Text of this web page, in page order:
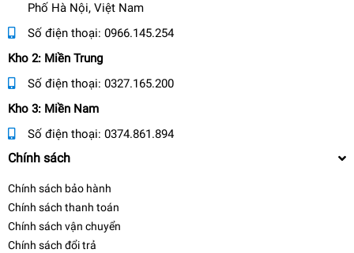
Phố Hà Nội, Việt Nam
Số điện thoại: 0966.145.254
Kho 2: Miền Trung
Số điện thoại: 0327.165.200
Kho 3: Miền Nam
Số điện thoại: 0374.861.894
Chính sách
Chính sách bảo hành
Chính sách thanh toán
Chính sách vận chuyển
Chính sách đổi trả